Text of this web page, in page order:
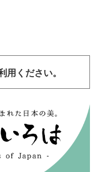
用ください。